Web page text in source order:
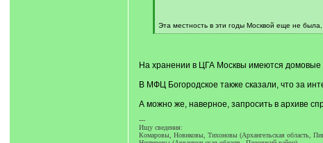
Эта местность в эти годы Москвой еще не
[
На хранении в ЦГА Москвы имеются домовые
В МФЦ Богородское также сказали, что за
А можно же, наверное, запросить в архиве
---
Ищу сведения:
Комаровы, Новиковы, Тихоновы (Архангельская область,